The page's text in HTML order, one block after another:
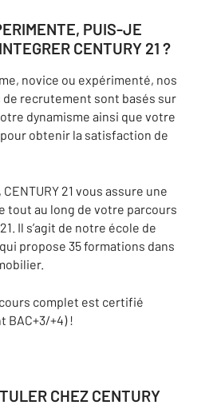
PUIS-JE
CENTURY 21 ?
novice ou expérimenté, nos
recrutement sont basés sur
dynamisme ainsi que votre
obtenir la satisfaction de
21 vous assure une
tout au long de votre parcours
Il s’agit de notre école de
propose 35 formations dans
complet est certifié
BAC+3/+4) !
CHEZ CENTURY